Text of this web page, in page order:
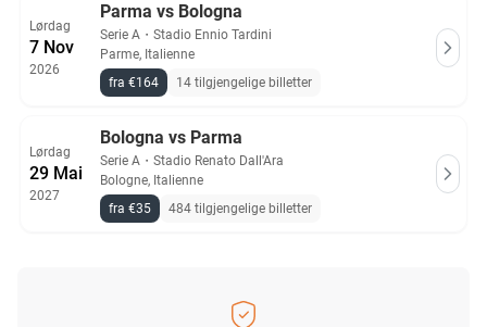
Lørdag
7 Nov
2026
Parma vs Bologna
Serie A ・ Stadio Ennio Tardini
Parme, Italienne
fra €164
14 tilgjengelige billetter
Lørdag
29 Mai
2027
Bologna vs Parma
Serie A ・ Stadio Renato Dall'Ara
Bologne, Italienne
fra €35
484 tilgjengelige billetter